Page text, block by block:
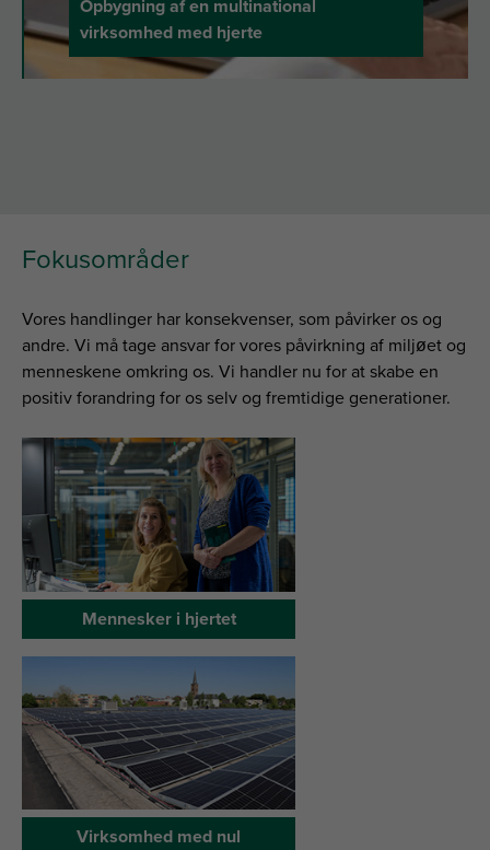
Opbygning af en multinational
virksomhed med hjerte
Fokusområder
Vores handlinger har konsekvenser, som påvirker os og
andre. Vi må tage ansvar for vores påvirkning af miljøet og
menneskene omkring os. Vi handler nu for at skabe en
positiv forandring for os selv og fremtidige generationer.
Mennesker i hjertet
Virksomhed med nul